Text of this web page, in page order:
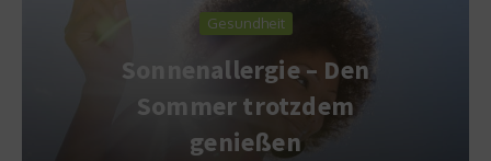
Gesundheit
Sonnenallergie – Den
Sommer trotzdem
genießen